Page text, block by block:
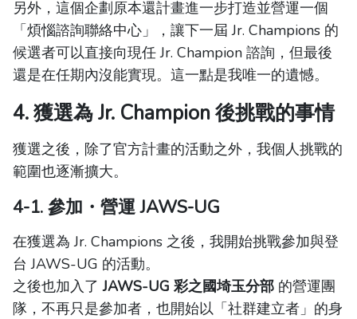
另外，這個企劃原本還計畫進一步打造並營運一個
「煩惱諮詢聯絡中心」，讓下一屆 Jr. Champions 的
候選者可以直接向現任 Jr. Champion 諮詢，但最後
還是在任期內沒能實現。這一點是我唯一的遺憾。
4. 獲選為 Jr. Champion 後挑戰的事情
獲選之後，除了官方計畫的活動之外，我個人挑戰的
範圍也逐漸擴大。
4-1. 參加・營運 JAWS-UG
在獲選為 Jr. Champions 之後，我開始挑戰參加與登
台 JAWS-UG 的活動。
之後也加入了JAWS-UG 彩之國埼玉分部 的營運團
隊，不再只是參加者，也開始以「社群建立者」的身